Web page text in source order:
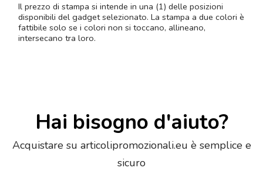
Il prezzo di stampa si intende in una (1) delle posizioni
disponibili del gadget selezionato. La stampa a due colori è
fattibile solo se i colori non si toccano, allineano,
intersecano tra loro.
Hai bisogno d'aiuto?
Acquistare su articolipromozionali.eu è semplice e
sicuro